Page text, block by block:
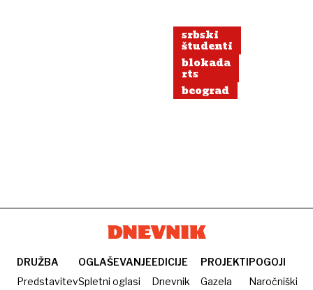
srbski
študenti
blokada
rts
beograd
DRUŽBA
Predstavitev
OGLAŠEVANJE
Spletni oglasi
EDICIJE
Dnevnik
PROJEKTI
Gazela
POGOJI
Naročniški